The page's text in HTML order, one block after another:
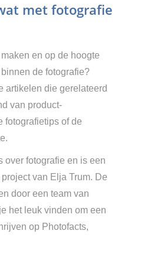
met fotografie
en op de hoogte
de fotografie?
artikelen die gerelateerd
van product-
fotografietips of de
over fotografie en is een
van Elja Trum. De
door een team van
het leuk vinden om een
op Photofacts,